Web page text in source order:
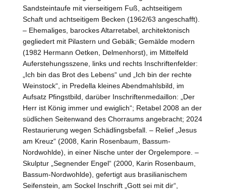
Sandsteintaufe mit vierseitigem Fuß, achtseitigem
Schaft und achtseitigem Becken (1962/63 angeschafft).
– Ehemaliges, barockes Altarretabel, architektonisch
gegliedert mit Pilastern und Gebälk; Gemälde modern
(1982 Hermann Oetken, Delmenhorst), im Mittelfeld
Auferstehungsszene, links und rechts Inschriftenfelder:
„Ich bin das Brot des Lebens“ und „Ich bin der rechte
Weinstock“, in Predella kleines Abendmahlsbild, im
Aufsatz Pfingstbild, darüber Inschriftenmedaillon: „Der
Herr ist König immer und ewiglich“; Retabel 2008 an der
südlichen Seitenwand des Chorraums angebracht; 2024
Restaurierung wegen Schädlingsbefall. – Relief „Jesus
am Kreuz“ (2008, Karin Rosenbaum, Bassum-
Nordwohlde), in einer Nische unter der Orgelempore. –
Skulptur „Segnender Engel“ (2000, Karin Rosenbaum,
Bassum-Nordwohlde), gefertigt aus brasilianischem
Seifenstein, am Sockel Inschrift „Gott sei mit dir“,